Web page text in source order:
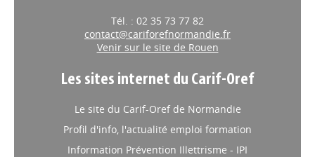
Tél. : 02 35 73 77 82
contact@cariforefnormandie.fr
Venir sur le site de Rouen
Les sites internet du Carif-Oref
Le site du Carif-Oref de Normandie
Profil d'info, l'actualité emploi formation
Information Prévention Illettrisme - IPI